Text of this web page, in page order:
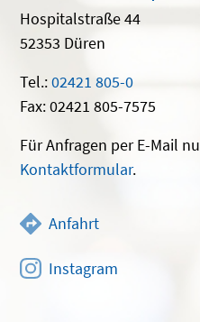
Hospitalstraße 44
52353 Düren
Tel.:02421 805-0
Fax: 02421 805-7575
Für Anfragen per E-Mail
Kontaktformular.
Anfahrt
Instagram